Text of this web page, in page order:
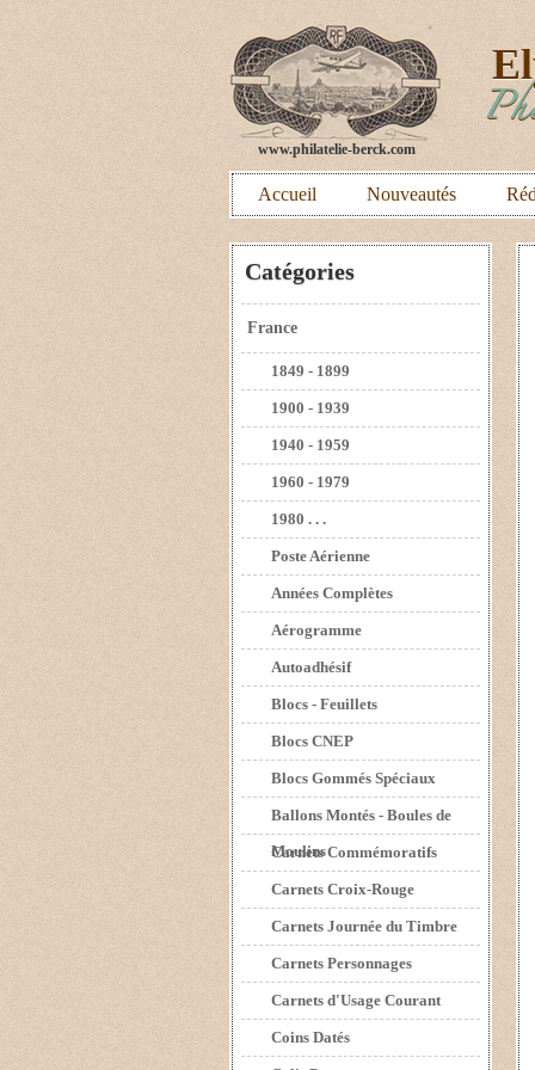
www.philatelie-berck.com
E
Accueil Nouveautés
Catégories
France
1849 - 1899
1900 - 1939
1940 - 1959
1960 - 1979
1980 . . .
Poste Aérienne
Années Complètes
Aérogramme
Autoadhésif
Blocs - Feuillets
Blocs CNEP
Blocs Gommés Spéciaux
Ballons Montés - Boules de
Moulins
Carnets Commémoratifs
Carnets Croix-Rouge
Carnets Journée du Timbre
Carnets Personnages
Carnets d'Usage Courant
Coins Datés